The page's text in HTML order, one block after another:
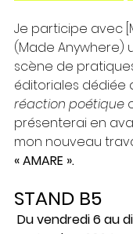
Je participe avec
(Made Anywhere)
scène de
éditoriales dédiée
réaction poétique
présenterai en
mon nouveau
« AMARE ».
STAND B5